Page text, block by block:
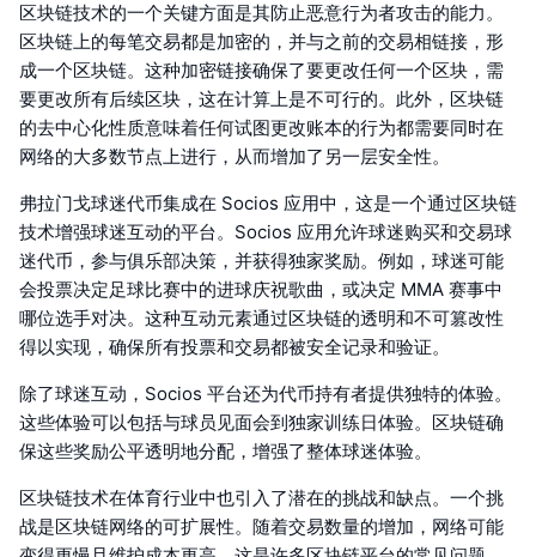
区块链技术的一个关键方面是其防止恶意行为者攻击的能力。
区块链上的每笔交易都是加密的，并与之前的交易相链接，形
成一个区块链。这种加密链接确保了要更改任何一个区块，需
要更改所有后续区块，这在计算上是不可行的。此外，区块链
的去中心化性质意味着任何试图更改账本的行为都需要同时在
网络的大多数节点上进行，从而增加了另一层安全性。
弗拉门戈球迷代币集成在 Socios 应用中，这是一个通过区块链
技术增强球迷互动的平台。Socios 应用允许球迷购买和交易球
迷代币，参与俱乐部决策，并获得独家奖励。例如，球迷可能
会投票决定足球比赛中的进球庆祝歌曲，或决定 MMA 赛事中
哪位选手对决。这种互动元素通过区块链的透明和不可篡改性
得以实现，确保所有投票和交易都被安全记录和验证。
除了球迷互动，Socios 平台还为代币持有者提供独特的体验。
这些体验可以包括与球员见面会到独家训练日体验。区块链确
保这些奖励公平透明地分配，增强了整体球迷体验。
区块链技术在体育行业中也引入了潜在的挑战和缺点。一个挑
战是区块链网络的可扩展性。随着交易数量的增加，网络可能